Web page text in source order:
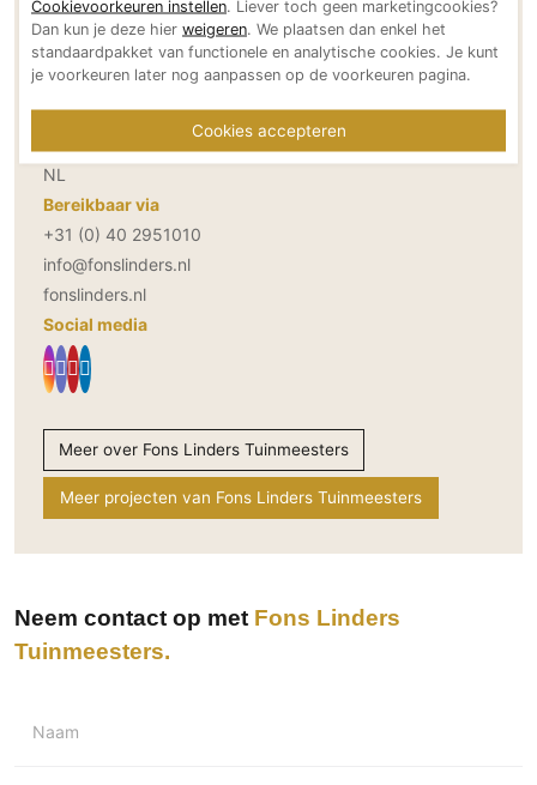
Thuisbioscoop
Domotica
Mirror TV
Wifi
Overig
Aannemers Interieur
Akoestiek
Binnenzwembaden
Wellness
Wijnkelder en wijnkasten
Tuinmeesters
Adresgegevens
Broekdijk 1
NL
Bereikbaar via
+31 (0) 40 2951010
info@fonslinders.nl
fonslinders.nl
Social media
Meer over Fons Linders Tuinmeesters
Meer projecten van Fons Linders Tuinmeesters
Neem contact op met Fons Linders
Tuinmeesters
Naam
Cookievoorkeuren instellen. Liever toch geen marketingcookies?
Dan kun je deze hier weigeren. We plaatsen dan enkel het
standaardpakket van functionele en analytische cookies. Je kunt
je voorkeuren later nog aanpassen op de voorkeuren pagina.
Cookies accepteren